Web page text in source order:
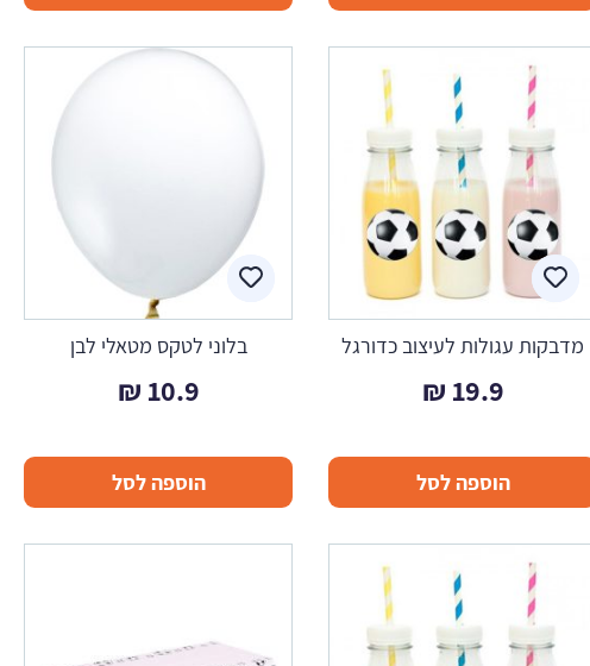
מדבקות עגולות לעיצוב כדורגל
19.9
₪
הוספה לסל
בלוני לטקס מטאלי לבן
10.9
₪
הוספה לסל